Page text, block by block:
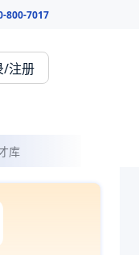
800-7017
/注册
库
服务。更多包装品类，